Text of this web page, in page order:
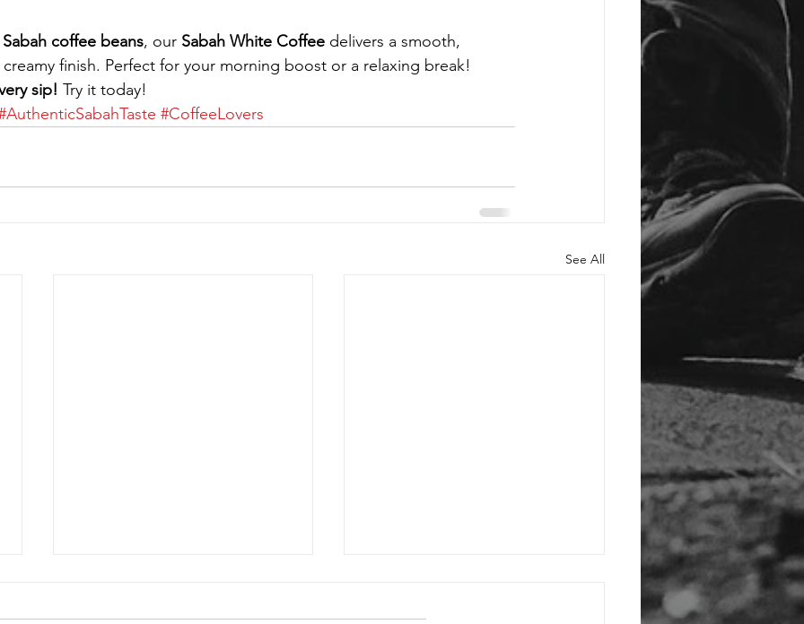
coffee beans, our Sabah White Coffee delivers a smooth,
finish. Perfect for your morning boost or a relaxing break!
sip! Try it today!
#CoffeeLovers
See All